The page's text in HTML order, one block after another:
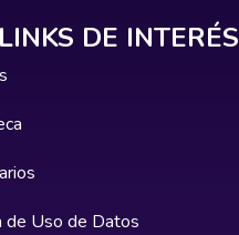
LINKS DE INTERÉS
de Uso de Datos